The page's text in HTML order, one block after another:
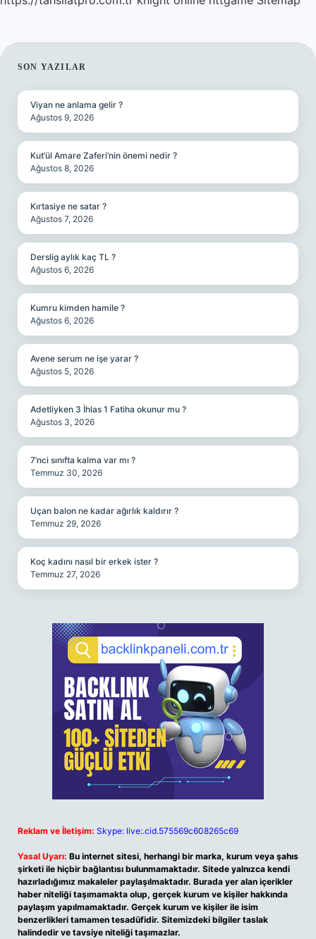
SIDEBAR
SON YAZILAR
Viyan ne anlama gelir ?
Ağustos 9, 2026
Kut’ül Amare Zaferi’nin önemi nedir ?
Ağustos 8, 2026
Kırtasiye ne satar ?
Ağustos 7, 2026
Derslig aylık kaç TL ?
Ağustos 6, 2026
Kumru kimden hamile ?
Ağustos 6, 2026
Avene serum ne işe yarar ?
Ağustos 5, 2026
Adetliyken 3 İhlas 1 Fatiha okunur mu ?
Ağustos 3, 2026
7’nci sınıfta kalma var mı ?
Temmuz 30, 2026
Uçan balon ne kadar ağırlık kaldırır ?
Temmuz 29, 2026
Koç kadını nasıl bir erkek ister ?
Temmuz 27, 2026
Reklam ve İletişim: Skype: live:.cid.575569c608265c69
Yasal Uyarı: Bu internet sitesi, herhangi bir marka, kurum veya şahıs
şirketi ile hiçbir bağlantısı bulunmamaktadır. Sitede yalnızca kendi
hazırladığımız makaleler paylaşılmaktadır. Burada yer alan içerikler
haber niteliği taşımamakta olup, gerçek kurum ve kişiler hakkında
paylaşım yapılmamaktadır. Gerçek kurum ve kişiler ile isim
benzerlikleri tamamen tesadüfidir. Sitemizdeki bilgiler taslak
halindedir ve tavsiye niteliği taşımazlar.